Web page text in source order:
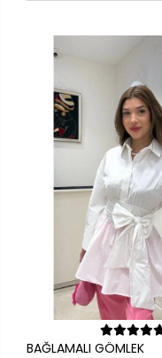
Sepete
BAĞLAMALI GÖMLEK